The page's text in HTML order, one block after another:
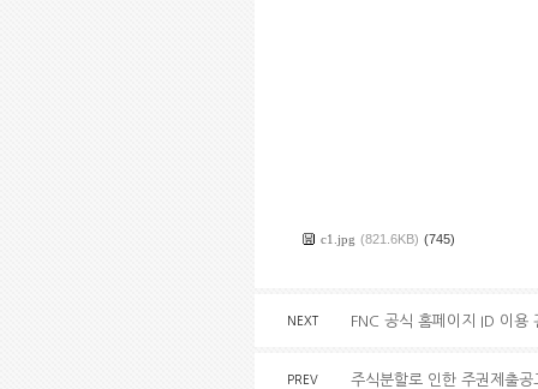
c1.jpg (821.6KB) (745)
NEXT FNC 공식 홈페이지 ID 이용
PREV 주식분할로 인한 주권제출공